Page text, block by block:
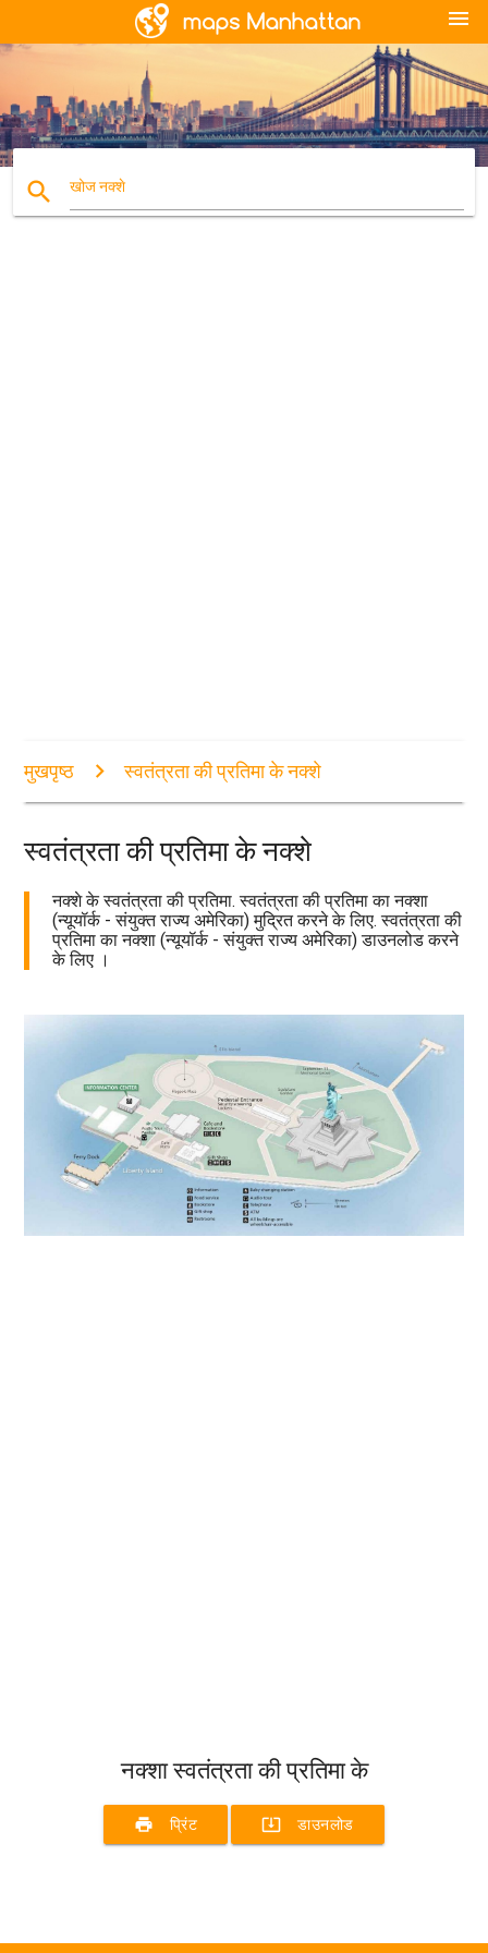
menu
search खोज नक्शे
मुखपृष्ठ स्वतंत्रता की प्रतिमा के नक्शे
स्वतंत्रता की प्रतिमा के नक्शे
नक्शे के स्वतंत्रता की प्रतिमा. स्वतंत्रता की प्रतिमा का नक्शा
(न्यूयॉर्क - संयुक्त राज्य अमेरिका) मुद्रित करने के लिए. स्वतंत्रता की
प्रतिमा का नक्शा (न्यूयॉर्क - संयुक्त राज्य अमेरिका) डाउनलोड करने
के लिए ।
नक्शा स्वतंत्रता की प्रतिमा के
print प्रिंट system_update_alt डाउनलोड